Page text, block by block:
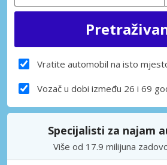
Vratite automobil na isto
Vozač u dobi između 26 i 69
Specijalisti za najam
Više od 17.9 milijuna